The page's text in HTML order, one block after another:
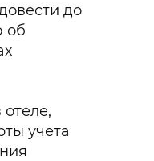
до
об
учета